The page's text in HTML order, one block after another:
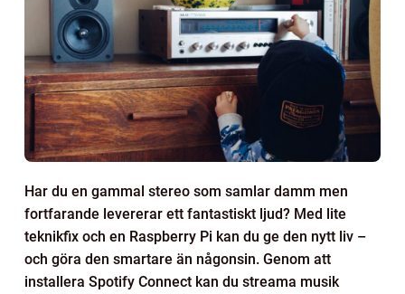
Har du en gammal stereo som samlar damm men
fortfarande levererar ett fantastiskt ljud? Med lite
teknikfix och en Raspberry Pi kan du ge den nytt liv –
och göra den smartare än någonsin. Genom att
installera Spotify Connect kan du streama musik